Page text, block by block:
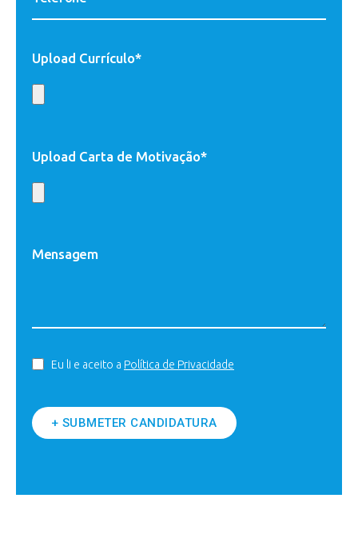
Upload Currículo*
Upload Carta de Motivação*
Eu li e aceito a Política de Privacidade
+ SUBMETER CANDIDATURA